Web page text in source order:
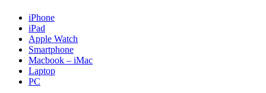
iPhone
iPad
Apple Watch
Smartphone
Macbook – iMac
Laptop
PC